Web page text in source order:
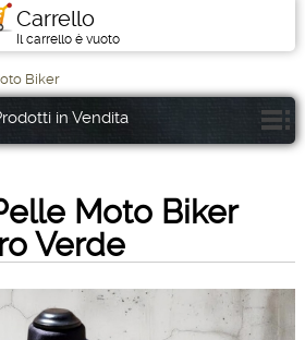
Carrello
Il carrello è vuoto
Biker
in Vendita
Moto Biker
Verde